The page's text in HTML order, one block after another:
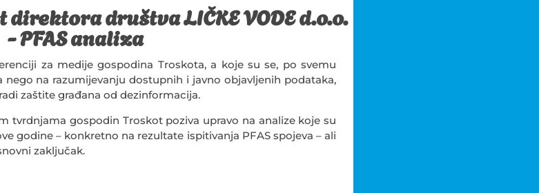
društva LIČKE VODE d.o.o.
- PFAS analiza
za medije gospodina Troskota, a koje su se, po svemu
na razumijevanju dostupnih i javno objavljenih podataka,
zaštite građana od dezinformacija.
tvrdnjama gospodin Troskot poziva upravo na analize koje su
godine – konkretno na rezultate ispitivanja PFAS spojeva – ali
zaključak.